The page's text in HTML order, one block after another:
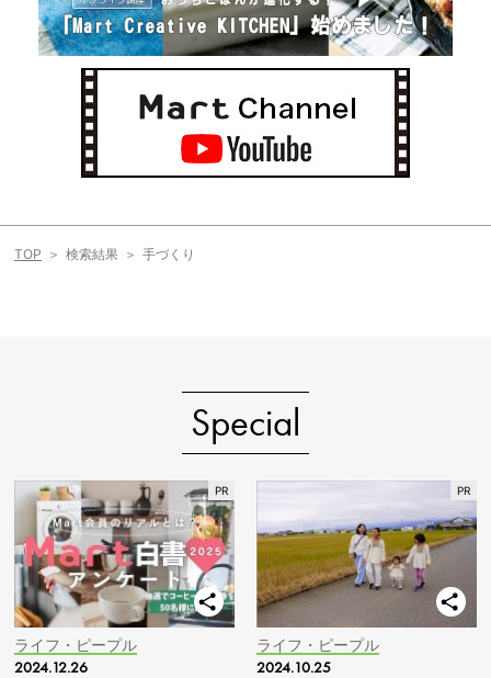
TOP 検索結果 手づくり
Special
ライフ・ピープル
2024.12.26
ライフ・ピープル
2024.10.25